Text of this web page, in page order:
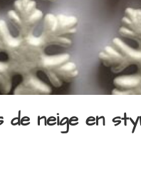
de neige en